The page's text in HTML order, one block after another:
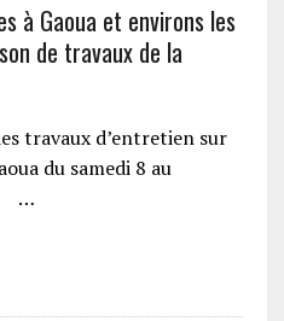
à Gaoua et environs les
de travaux de la
travaux d’entretien sur
du samedi 8 au
…